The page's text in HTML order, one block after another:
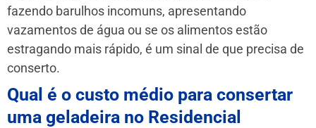
fazendo barulhos incomuns, apresentando
vazamentos de água ou se os alimentos estão
estragando mais rápido, é um sinal de que precisa de
conserto.
Qual é o custo médio para consertar
uma geladeira no Residencial